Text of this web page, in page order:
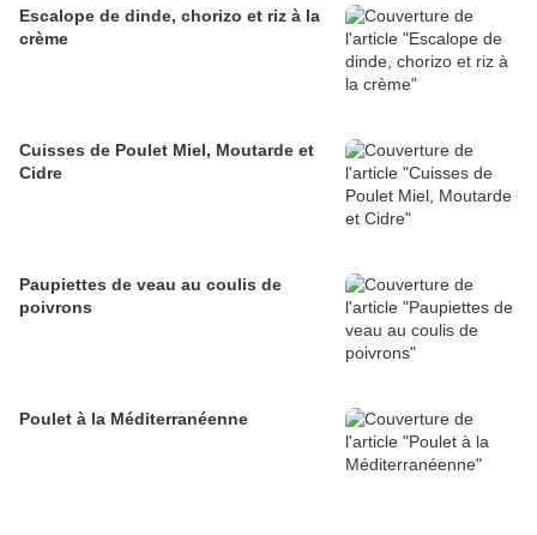
Escalope de dinde, chorizo et riz à la
crème
Cuisses de Poulet Miel, Moutarde et
Cidre
Paupiettes de veau au coulis de
poivrons
Poulet à la Méditerranéenne